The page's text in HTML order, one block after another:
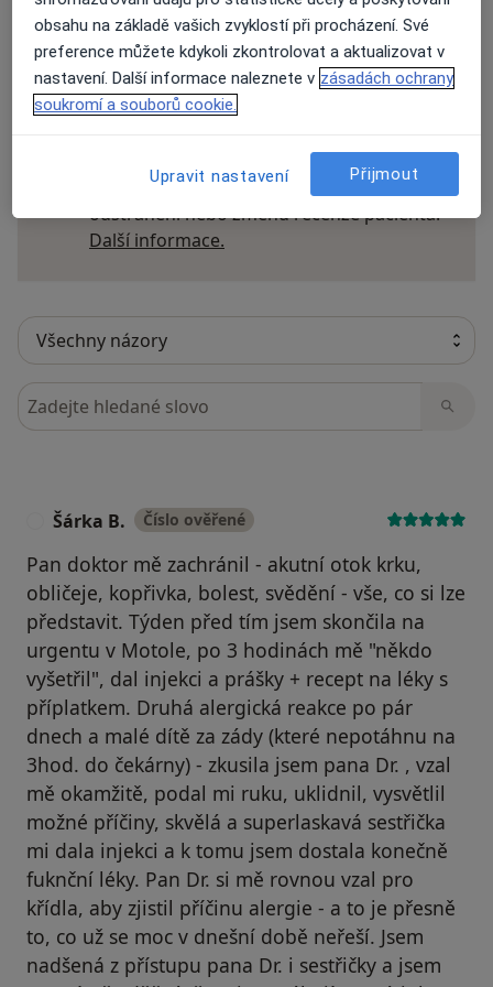
54 názorů
Recenze pacientů jsou pro nás důležité.
Specialisté nemají možnost zaplatit za
odstranění nebo změnu recenze pacienta.
Další informace.
Hledejte v názorech
Šárka B. Číslo ověřené
Pan doktor mě zachránil - akutní otok krku,
obličeje, kopřivka, bolest, svědění - vše, co si lze
představit. Týden před tím jsem skončila na
urgentu v Motole, po 3 hodinách mě "někdo
vyšetřil", dal injekci a prášky + recept na léky s
příplatkem. Druhá alergická reakce po pár
dnech a malé dítě za zády (které nepotáhnu na
3hod. do čekárny) - zkusila jsem pana Dr. , vzal
mě okamžitě, podal mi ruku, uklidnil, vysvětlil
možné příčiny, skvělá a superlaskavá sestřička
mi dala injekci a k tomu jsem dostala konečně
fuknční léky. Pan Dr. si mě rovnou vzal pro
křídla, aby zjistil příčinu alergie - a to je přesně
to, co už se moc v dnešní době neřeší. Jsem
nadšená z přístupu pana Dr. i sestřičky a jsem
obsahu na základě vašich zvyklostí při procházení. Své
preference můžete kdykoli zkontrolovat a aktualizovat v
nastavení. Další informace naleznete v zásadách ochrany
soukromí a souborů cookie.
Upravit nastavení Přijmout